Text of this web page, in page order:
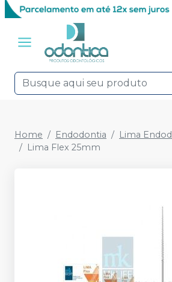
Home Endodontia
Lima
Lima Flex 25mm